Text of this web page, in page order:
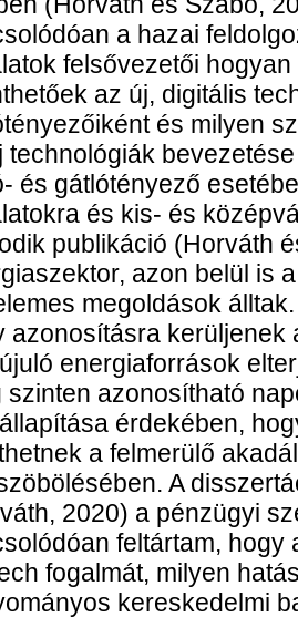
a hazai
felsővezetői
az új, digitális
és milyen
technológiák
és gátlótényező
és kis- és
publikáció (Horváth
azon belül is
megoldások
azonosításra kerüljenek
energiaforrások
szinten azonosítható
érdekében,
a felmerülő
A
2020) a pénzügyi
feltártam,
fogalmát, milyen
kereskedelmi